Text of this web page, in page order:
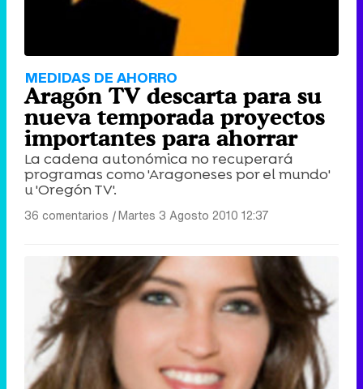
MEDIDAS DE AHORRO
Aragón TV descarta para su
nueva temporada proyectos
importantes para ahorrar
La cadena autonómica no recuperará
programas como 'Aragoneses por el mundo'
u 'Oregón TV'.
36 comentarios |Martes 3 Agosto 2010 12:37